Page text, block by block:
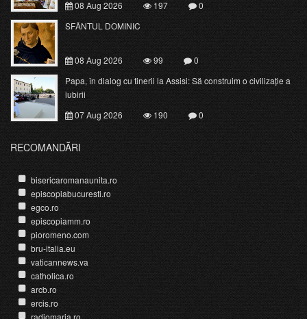
08 Aug 2026
197
0
SFÂNTUL DOMINIC
08 Aug 2026 99
0
Papa, în dialog cu tinerii la Assisi: Să construim o civilizație a
iubirii
07 Aug 2026
190 0
RECOMANDĂRI
bisericaromanaunita.ro
episcopiabucuresti.ro
egco.ro
episcopiamm.ro
pioromeno.com
bru-italia.eu
vaticannews.va
catholica.ro
arcb.ro
ercis.ro
radiomaria.ro